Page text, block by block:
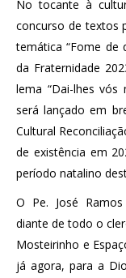
No tocante à
concurso de textos
temática “Fome de
da Fraternidade
lema “Dai-lhes vós
será lançado em
Cultural
de existência em
período natalino
O Pe. José
diante de todo o
Mosteirinho e
já agora, para a